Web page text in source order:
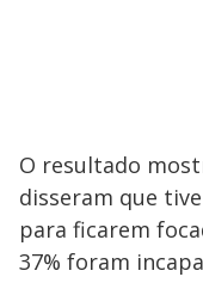
O resultado
disseram que
para ficarem
37% foram